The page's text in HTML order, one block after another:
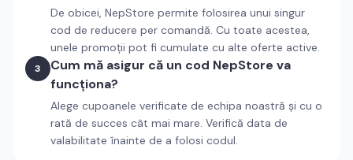
De obicei, NepStore permite folosirea unui singur
cod de reducere per comandă. Cu toate acestea,
unele promoții pot fi cumulate cu alte oferte active.
3
Cum mă asigur că un cod NepStore va
funcționa?
Alege cupoanele verificate de echipa noastră și cu o
rată de succes cât mai mare. Verifică data de
valabilitate înainte de a folosi codul.